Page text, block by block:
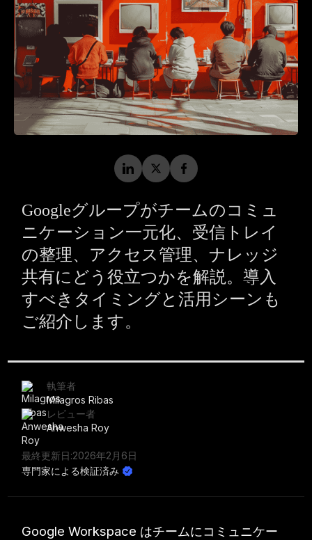
Googleグループがチームのコミュ
ニケーション一元化、受信トレイ
の整理、アクセス管理、ナレッジ
共有にどう役立つかを解説。導入
すべきタイミングと活用シーンも
ご紹介します。
執筆者
Milagros Ribas
レビュー者
Anwesha Roy
最終更新日:2026年2月6日
専門家による検証済み
Google Workspace はチームにコミュニケー